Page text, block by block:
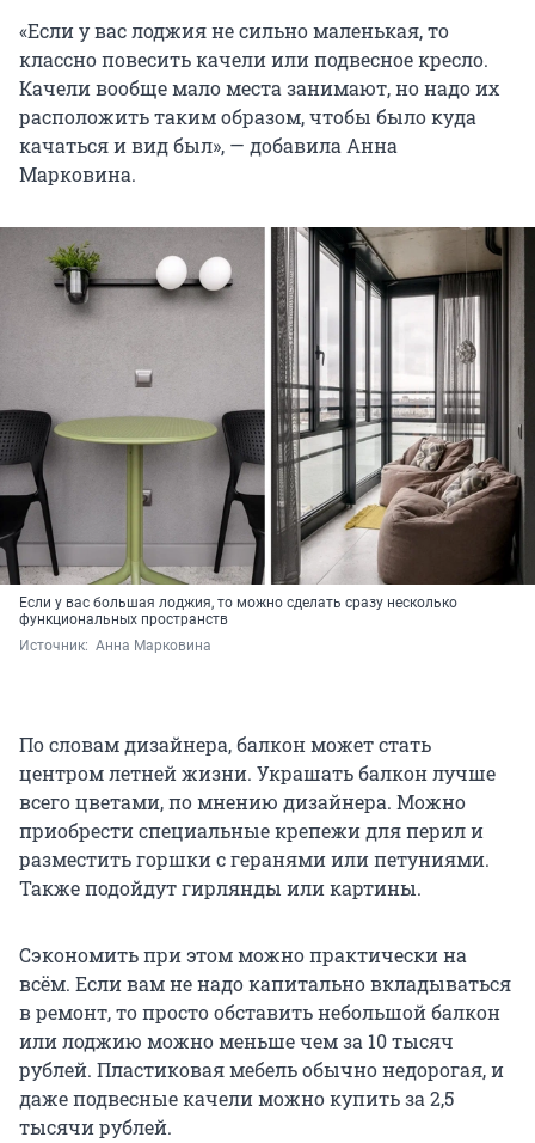
«Если у вас лоджия не сильно маленькая, то
классно повесить качели или подвесное кресло.
Качели вообще мало места занимают, но надо их
расположить таким образом, чтобы было куда
качаться и вид был», — добавила Анна
Марковина.
Если у вас большая лоджия, то можно сделать сразу несколько
функциональных пространств
Источник: Анна Марковина
По словам дизайнера, балкон может стать
центром летней жизни. Украшать балкон лучше
всего цветами, по мнению дизайнера. Можно
приобрести специальные крепежи для перил и
разместить горшки с геранями или петуниями.
Также подойдут гирлянды или картины.
Сэкономить при этом можно практически на
всём. Если вам не надо капитально вкладываться
в ремонт, то просто обставить небольшой балкон
или лоджию можно меньше чем за 10 тысяч
рублей. Пластиковая мебель обычно недорогая, и
даже подвесные качели можно купить за 2,5
тысячи рублей.